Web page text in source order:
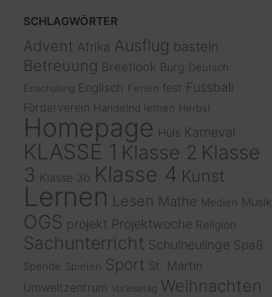
SCHLAGWÖRTER
Advent Afrika Ausflug basteln
Betreuung Breetlook Burg Deutsch
Einschulung Englisch Ferien fest Fussball
Förderverein Handelnd lernen Herbst
Homepage Hüls Karneval
KLASSE 1 Klasse 2 Klasse
3 Klasse 3b Klasse 4 Kunst
Lernen Lesen Mathe Medien Musik
OGS projekt Projektwoche Religion
Sachunterricht Schulneulinge Spaß
Spende Spielen Sport St. Martin
Umweltzentrum Vorlesetag Weihnachten